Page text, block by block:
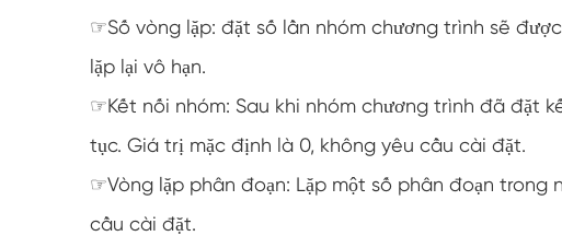
☞Số vòng lặp: đặt số lần nhóm chương trình sẽ
lặp lại vô hạn.
☞Kết nối nhóm: Sau khi nhóm chương trình đã đặt
tục. Giá trị mặc định là 0, không yêu cầu cài đặt.
☞Vòng lặp phân đoạn: Lặp một số phân đoạn trong
cầu cài đặt.